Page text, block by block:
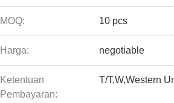
MOQ: 10 pcs
Harga: negotiable
Ketentuan
Pembayaran:
T/T,W,Western